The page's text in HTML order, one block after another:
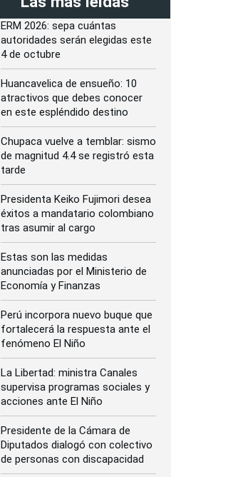
ERM 2026: sepa cuántas
autoridades serán elegidas este
4 de octubre
Huancavelica de ensueño: 10
atractivos que debes conocer
en este espléndido destino
Chupaca vuelve a temblar: sismo
de magnitud 4.4 se registró esta
tarde
Presidenta Keiko Fujimori desea
éxitos a mandatario colombiano
tras asumir al cargo
Estas son las medidas
anunciadas por el Ministerio de
Economía y Finanzas
Perú incorpora nuevo buque que
fortalecerá la respuesta ante el
fenómeno El Niño
La Libertad: ministra Canales
supervisa programas sociales y
acciones ante El Niño
Presidente de la Cámara de
Diputados dialogó con colectivo
de personas con discapacidad